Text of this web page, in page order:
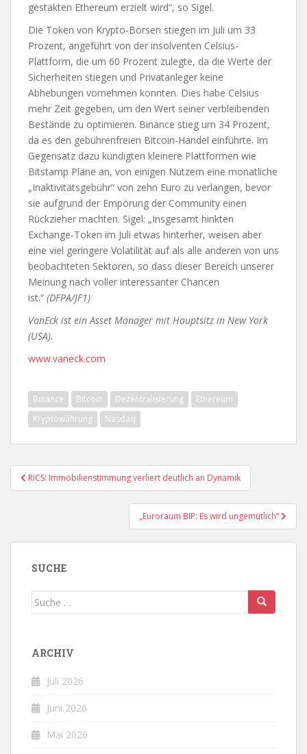
gestakten Ethereum erzielt wird“, so Sigel.
Die Token von Krypto-Börsen stiegen im Juli um 33
Prozent, angeführt von der insolventen Celsius-
Plattform, die um 60 Prozent zulegte, da die Werte der
Sicherheiten stiegen und Privatanleger keine
Abhebungen vornehmen konnten. Dies habe Celsius
mehr Zeit gegeben, um den Wert seiner verbleibenden
Bestände zu optimieren. Binance stieg um 34 Prozent,
da es den gebührenfreien Bitcoin-Handel einführte. Im
Gegensatz dazu kündigten kleinere Plattformen wie
Bitstamp Pläne an, von einigen Nutzern eine monatliche
„Inaktivitätsgebühr“ von zehn Euro zu verlangen, bevor
sie aufgrund der Empörung der Community einen
Rückzieher machten. Sigel: „Insgesamt hinkten
Exchange-Token im Juli etwas hinterher, weisen aber
eine viel geringere Volatilität auf als alle anderen von uns
beobachteten Sektoren, so dass dieser Bereich unserer
Meinung nach voller interessanter Chancen
ist.“ (DFPA/JF1)
VanEck ist ein Asset Manager mit Hauptsitz in New York
(USA).
www.vaneck.com
Binance Bitcoin Dezentralisierung
Ethereum
Kryptowährung
Nasdaq
Beitragsnavigation
RICS: Immobilienstimmung verliert deutlich an Dynamik
„Euroraum BIP: Es wird ungemütlich“
SUCHE
Suche
ARCHIV
Juli 2026
Juni 2026
Mai 2026